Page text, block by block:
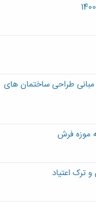
طراحی ساختمان های
موزه فرش
ترک اعتیاد